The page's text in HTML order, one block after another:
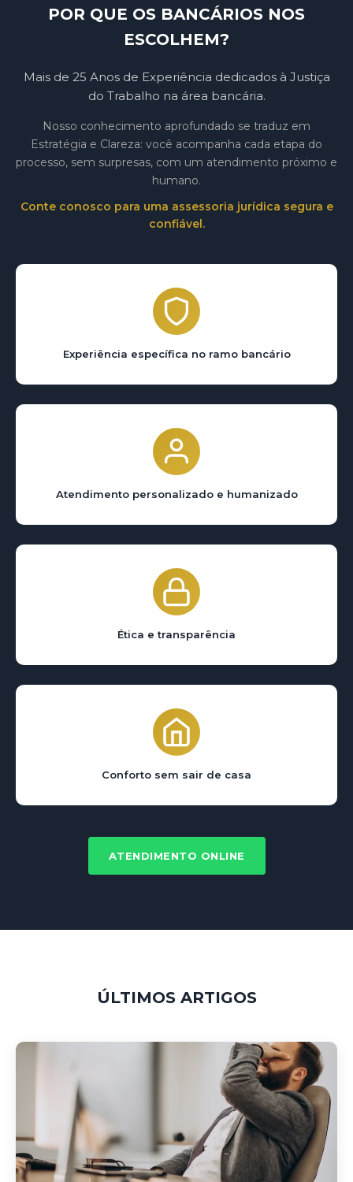
POR QUE OS BANCÁRIOS NOS
ESCOLHEM?
Mais de 25 Anos de Experiência dedicados à Justiça
do Trabalho na área bancária.
Nosso conhecimento aprofundado se traduz em
Estratégia e Clareza: você acompanha cada etapa do
processo, sem surpresas, com um atendimento próximo e
humano.
Conte conosco para uma assessoria jurídica segura e
confiável.
Experiência específica no ramo bancário
Atendimento personalizado e humanizado
Ética e transparência
Conforto sem sair de casa
ATENDIMENTO ONLINE
ÚLTIMOS ARTIGOS